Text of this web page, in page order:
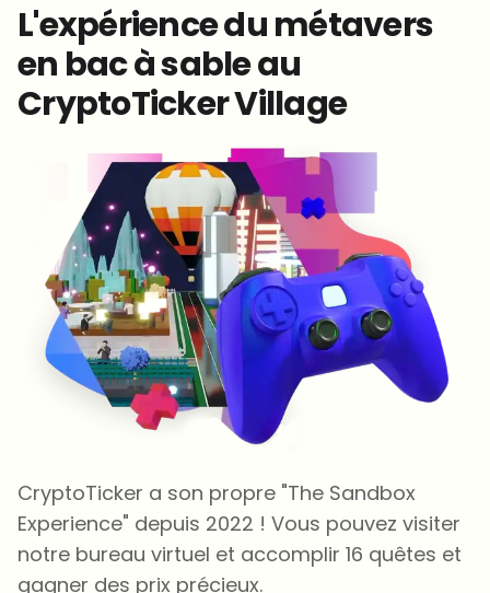
L'expérience du métavers
en bac à sable au
CryptoTicker Village
CryptoTicker a son propre "The Sandbox
Experience" depuis 2022 ! Vous pouvez visiter
notre bureau virtuel et accomplir 16 quêtes et
gagner des prix précieux.